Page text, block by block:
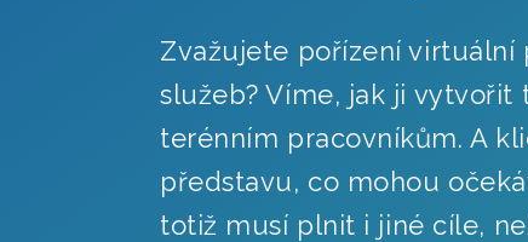
Zvažujete pořízení
služeb? Víme, jak ji vytvořit
terénním pracovníkům. A
představu, co mohou
totiž musí plnit i jiné cíle,